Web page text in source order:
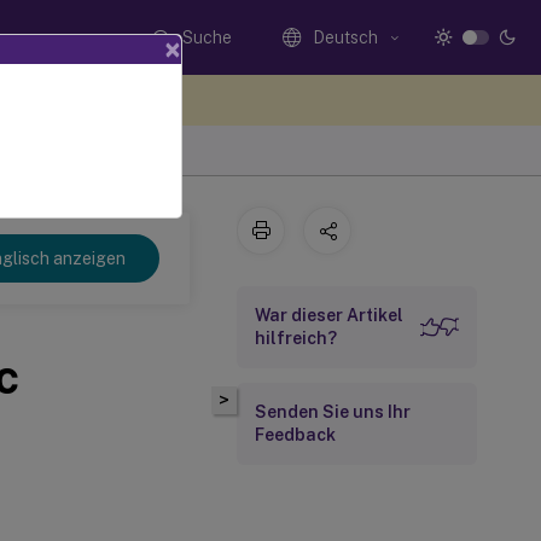
Suche Deutsch
anzeigen
>
War dieser Artikel
hilfreich?
Senden Sie uns Ihr
Feedback
×